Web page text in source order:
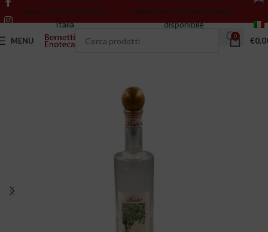
sopra 150€ GRATIS in
Italia
riferiscono all’ultima annata
disponibile
MENU 0 €